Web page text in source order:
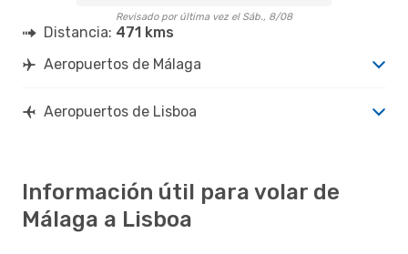
Revisado por última vez el Sáb., 8/08
Distancia: 471 kms
Aeropuertos de Málaga
Aeropuertos de Lisboa
Información útil para volar de
Málaga a Lisboa